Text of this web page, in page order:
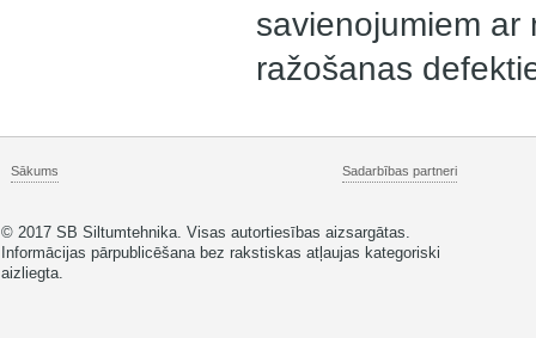
savienojumiem
ražošanas
Sākums Sadarbības partneri
© 2017 SB Siltumtehnika. Visas autortiesības aizsargātas.
Informācijas pārpublicēšana bez rakstiskas atļaujas kategoriski
aizliegta.